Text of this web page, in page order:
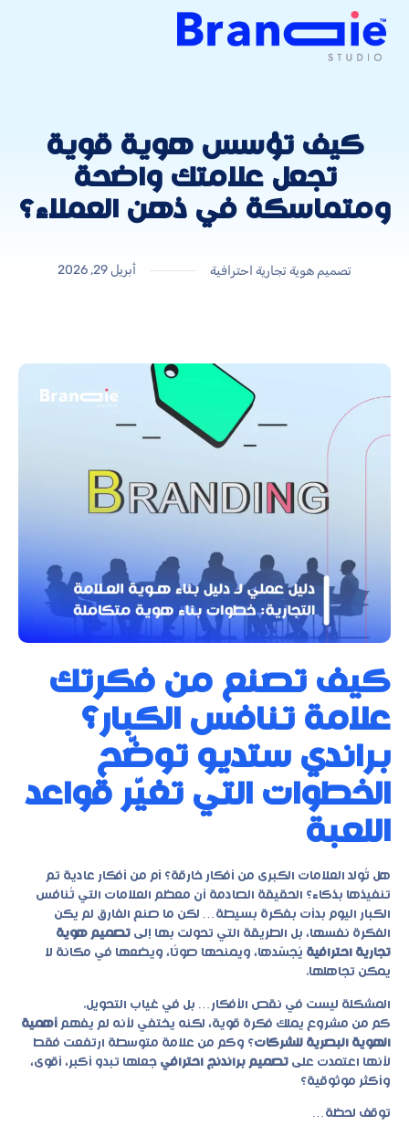
كيف تؤسس هوية قوية
تجعل علامتك واضحة
ومتماسكة في ذهن العملاء؟
تصميم هوية تجارية احترافية أبريل 29, 2026
كيف تصنع من فكرتك
علامة تنافس الكبار؟
براندي ستديو توضّح
الخطوات التي تغيّر قواعد
اللعبة
هل تُولد العلامات الكبرى من أفكار خارقة؟ أم من أفكار عادية تم
تنفيذها بذكاء؟ الحقيقة الصادمة أن معظم العلامات التي تُنافس
الكبار اليوم بدأت بفكرة بسيطة… لكن ما صنع الفارق لم يكن
الفكرة نفسها، بل الطريقة التي تحولت بها إلى تصميم هوية
تجارية احترافية يُجسّدها، ويمنحها صوتًا، ويضعها في مكانة لا
يمكن تجاهلها.
المشكلة ليست في نقص الأفكار… بل في غياب التحويل.
كم من مشروع يملك فكرة قوية، لكنه يختفي لأنه لم يفهم أهمية
الهوية البصرية للشركات؟ وكم من علامة متوسطة ارتفعت فقط
لأنها اعتمدت على تصميم براندنج احترافي جعلها تبدو أكبر، أقوى،
وأكثر موثوقية؟
توقف لحظة…